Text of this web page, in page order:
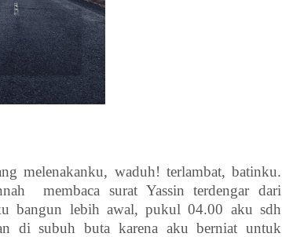
melenakanku, waduh! terlambat, batinku.
membaca surat Yassin terdengar dari
bangun lebih awal, pukul 04.00 aku sdh
di subuh buta karena aku berniat untuk